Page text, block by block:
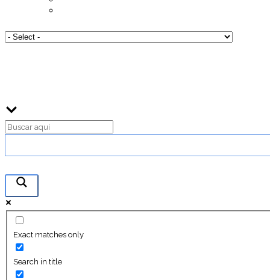
Exact matches only
Search in title